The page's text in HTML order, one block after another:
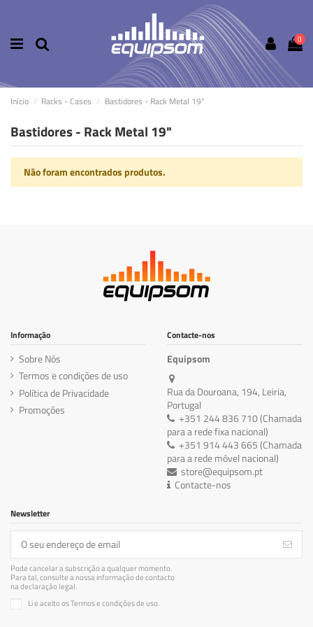
0
Início Racks - Cases Bastidores - Rack Metal 19"
Bastidores - Rack Metal 19"
Não foram encontrados produtos.
Informação
Sobre Nós
Termos e condições de uso
Política de Privacidade
Promoções
Contacte-nos
Equipsom
Rua da Douroana, 194, Leiria,
Portugal
+351 244 836 710 (Chamada
para a rede fixa nacional)
+351 914 443 665 (Chamada
para a rede móvel nacional)
store@equipsom.pt
Contacte-nos
Newsletter
Pode cancelar a subscrição a qualquer momento.
Para tal, consulte a nossa informação de contacto
na declaração legal.
Li e aceito os Termos e condições de uso.